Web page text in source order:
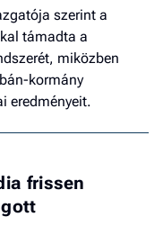
szerint a
támadta a
miközben
kormány
eredményeit.
frissen